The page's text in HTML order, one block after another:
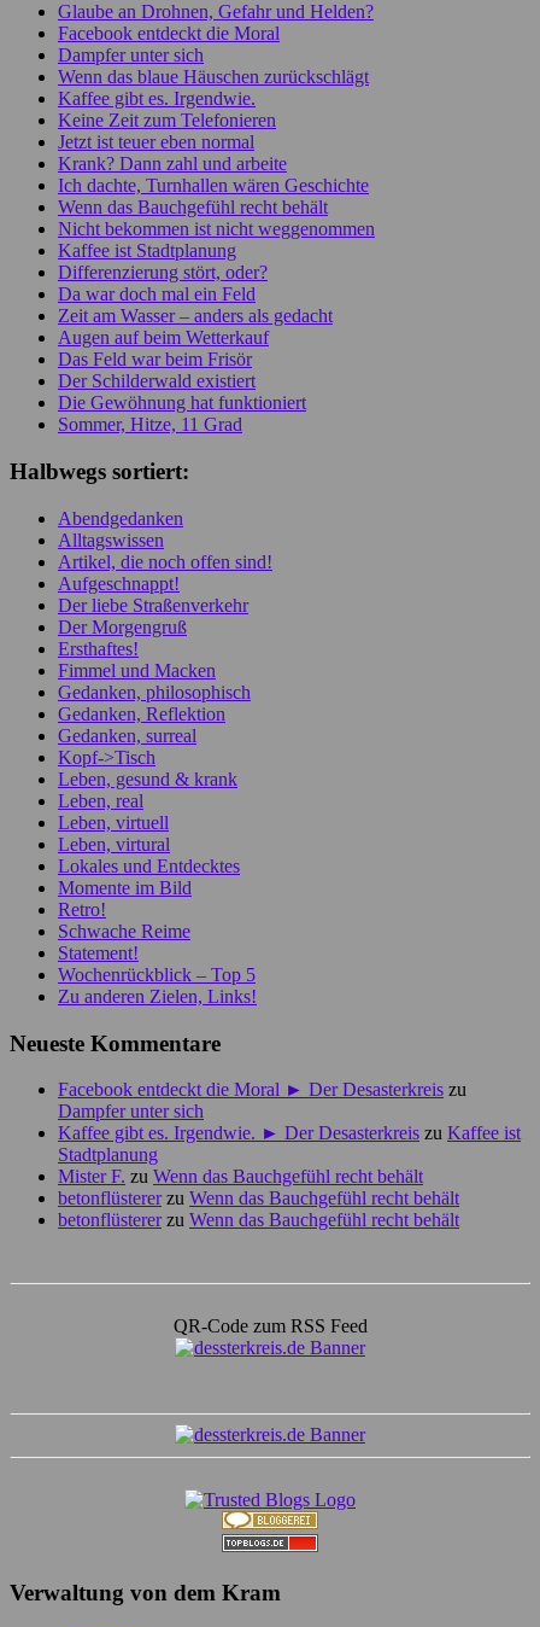
Glaube an Drohnen, Gefahr und Helden?
Facebook entdeckt die Moral
Dampfer unter sich
Wenn das blaue Häuschen zurückschlägt
Kaffee gibt es. Irgendwie.
Keine Zeit zum Telefonieren
Jetzt ist teuer eben normal
Krank? Dann zahl und arbeite
Ich dachte, Turnhallen wären Geschichte
Wenn das Bauchgefühl recht behält
Nicht bekommen ist nicht weggenommen
Kaffee ist Stadtplanung
Differenzierung stört, oder?
Da war doch mal ein Feld
Zeit am Wasser – anders als gedacht
Augen auf beim Wetterkauf
Das Feld war beim Frisör
Der Schilderwald existiert
Die Gewöhnung hat funktioniert
Sommer, Hitze, 11 Grad
Halbwegs sortiert:
Abendgedanken
Alltagswissen
Artikel, die noch offen sind!
Aufgeschnappt!
Der liebe Straßenverkehr
Der Morgengruß
Ersthaftes!
Fimmel und Macken
Gedanken, philosophisch
Gedanken, Reflektion
Gedanken, surreal
Kopf->Tisch
Leben, gesund & krank
Leben, real
Leben, virtuell
Leben, virtural
Lokales und Entdecktes
Momente im Bild
Retro!
Schwache Reime
Statement!
Wochenrückblick – Top 5
Zu anderen Zielen, Links!
Neueste Kommentare
Facebook entdeckt die Moral ► Der Desasterkreis zu
Dampfer unter sich
Kaffee gibt es. Irgendwie. ► Der Desasterkreis zu Kaffee ist
Stadtplanung
Mister F. zu Wenn das Bauchgefühl recht behält
betonflüstererzu Wenn das Bauchgefühl recht behält
betonflüstererzu Wenn das Bauchgefühl recht behält
QR-Code zum RSS Feed
Verwaltung von dem Kram